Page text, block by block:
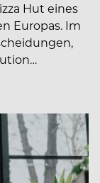
Hut eines
Europas. Im